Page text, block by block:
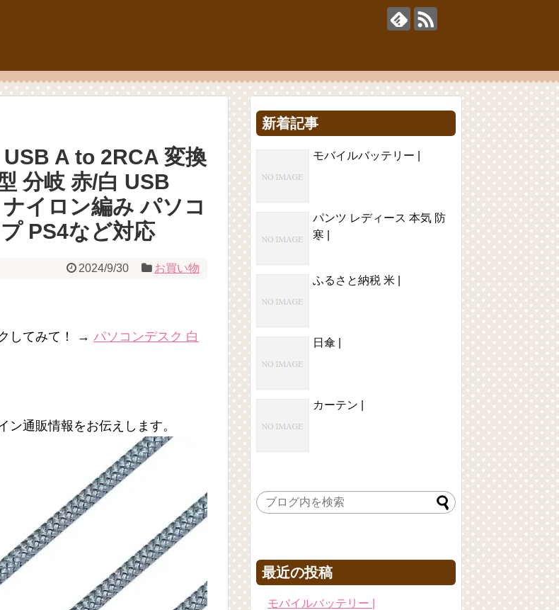
A to 2RCA 変換
分岐 赤/白 USB
イロン編み パソコ
PS4など対応
2024/9/30 お買い物
してみて！ → パソコンデスク 白
通販情報をお伝えします。
新着記事
モバイルバッテリー |
パンツ レディース 本気 防
寒 |
ふるさと納税 米 |
日傘 |
カーテン |
最近の投稿
モバイルバッテリー |